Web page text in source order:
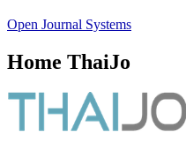
Open Journal Systems
Home ThaiJo